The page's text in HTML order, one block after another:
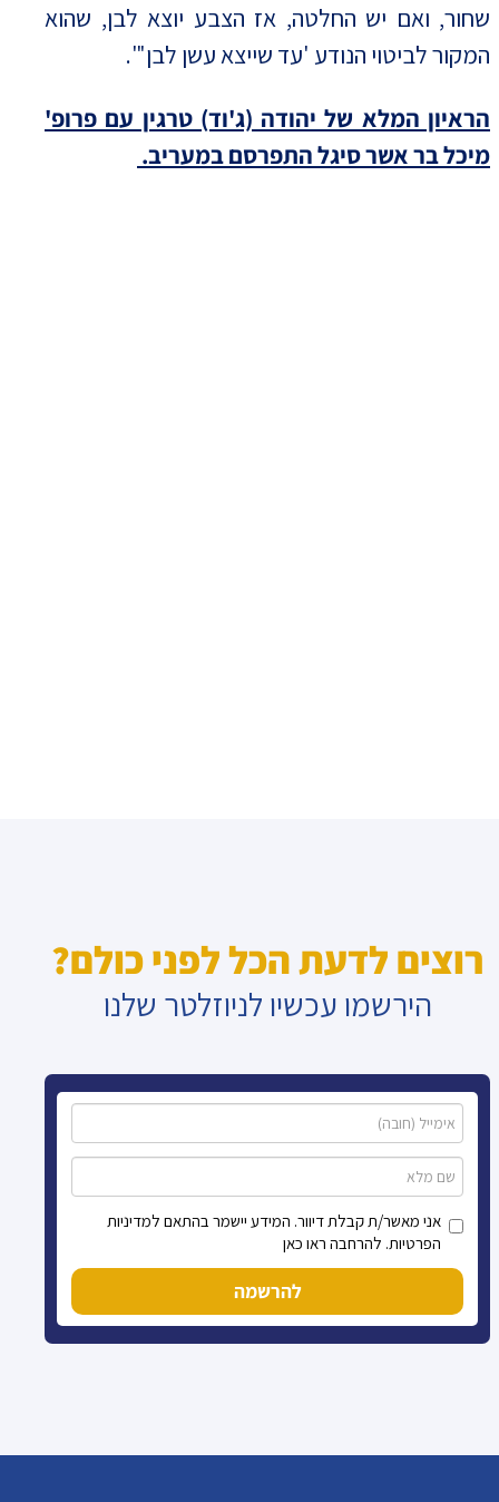
שחור, ואם יש החלטה, אז הצבע יוצא לבן, שהוא
המקור לביטוי הנודע 'עד שייצא עשן לבן'".
הראיון המלא של יהודה (ג'וד) טרגין עם פרופ'
מיכל בר אשר סיגל התפרסם במעריב.
רוצים לדעת הכל לפני כולם?
הירשמו עכשיו לניוזלטר שלנו
אני מאשר/ת קבלת דיוור. המידע יישמר בהתאם למדיניות
הפרטיות. להרחבה ראו כאן
להרשמה